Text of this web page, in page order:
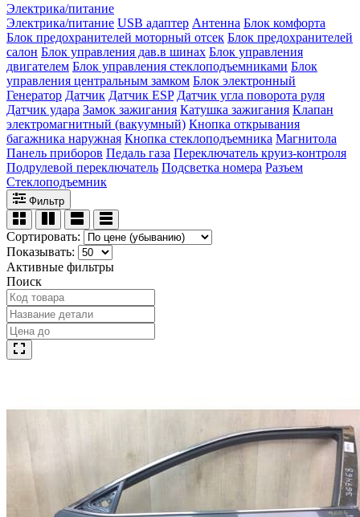
Электрика/питание
Электрика/питание USB адаптер Антенна Блок комфорта
Блок предохранителей моторный отсек Блок предохранителей
салон Блок управления дав.в шинах Блок управления
двигателем Блок управления стеклоподъемниками Блок
управления центральным замком Блок электронный
Генератор Датчик Датчик ESP Датчик угла поворота руля
Датчик удара Замок зажигания Катушка зажигания Клапан
электромагнитный (вакуумный) Кнопка открывания
багажника наружная Кнопка стеклоподъемника Магнитола
Панель приборов Педаль газа Переключатель круиз-контроля
Подрулевой переключатель Подсветка номера Разъем
Стеклоподъемник
Фильтр
Сортировать:
Показывать:
Активные фильтры
Поиск